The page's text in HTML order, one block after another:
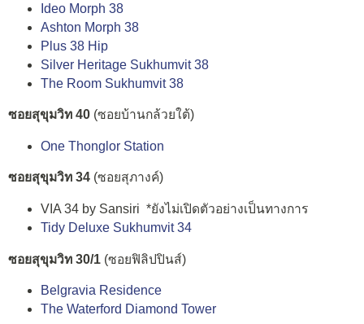
Ideo Morph 38
Ashton Morph 38
Plus 38 Hip
Silver Heritage Sukhumvit 38
The Room Sukhumvit 38
ซอยสุขุมวิท 40 (ซอยบ้านกล้วยใต้)
One Thonglor Station
ซอยสุขุมวิท 34 (ซอยสุภางค์)
VIA 34 by Sansiri *ยังไม่เปิดตัวอย่างเป็นทางการ
Tidy Deluxe Sukhumvit 34
ซอยสุขุมวิท 30/1 (ซอยฟิลิปปินส์)
Belgravia Residence
The Waterford Diamond Tower